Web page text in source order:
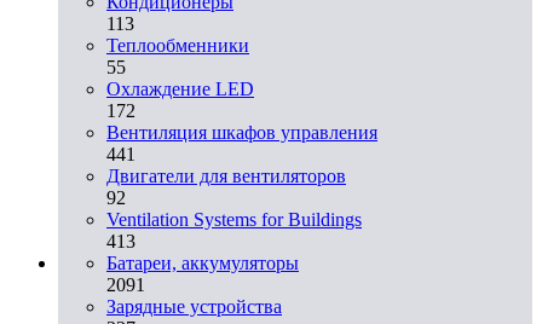
113
Теплообменники
55
Охлаждение LED
172
Вентиляция шкафов управления
441
Двигатели для вентиляторов
92
Ventilation Systems for Buildings
413
Батареи, аккумуляторы
2091
Зарядные устройства